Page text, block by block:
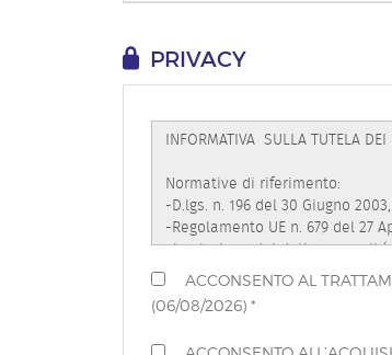
PRIVACY
ACCONSENTO AL
(06/08/2026) *